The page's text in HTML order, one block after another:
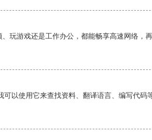
玩游戏还是工作办公，都能畅享高速网络，
以使用它来查找资料、翻译语言、编写代码等